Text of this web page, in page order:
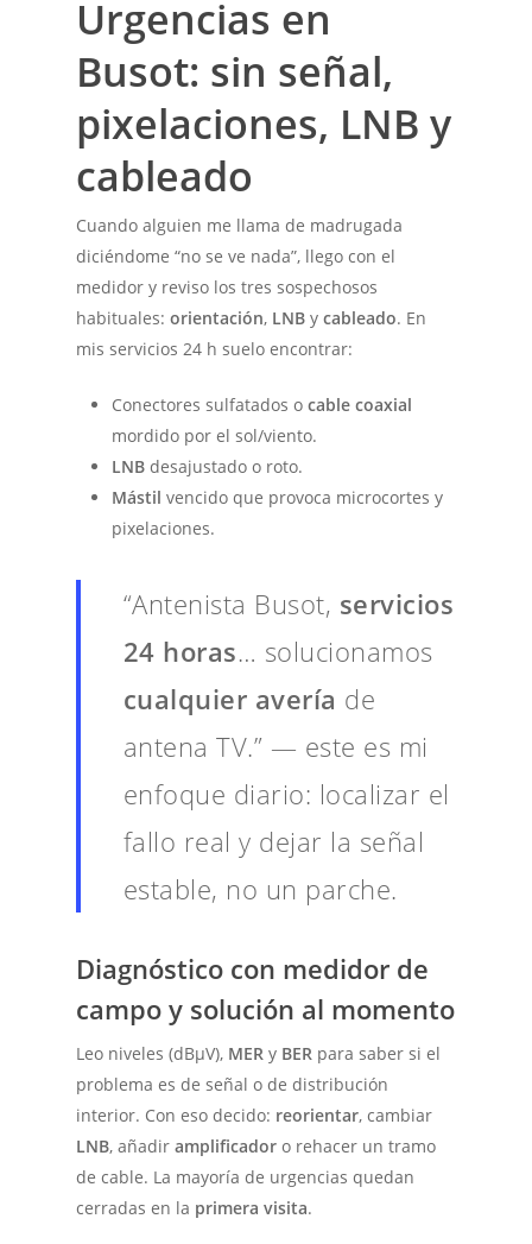
Urgencias en
Busot: sin señal,
pixelaciones, LNB y
cableado
Cuando alguien me llama de madrugada
diciéndome “no se ve nada”, llego con el
medidor y reviso los tres sospechosos
habituales:orientación, LNB ycableado. En
mis servicios 24 h suelo encontrar:
Conectores sulfatados ocable coaxial
mordido por el sol/viento.
LNB desajustado o roto.
Mástil vencido que provoca microcortes y
pixelaciones.
“Antenista Busot, servicios
24 horas… solucionamos
cualquier avería de
antena TV.” — este es mi
enfoque diario: localizar el
fallo real y dejar la señal
estable, no un parche.
Diagnóstico con medidor de
campo y solución al momento
Leo niveles (dBμV), MER y BER para saber si el
problema es de señal o de distribución
interior. Con eso decido: reorientar, cambiar
LNB, añadiramplificador o rehacer un tramo
de cable. La mayoría de urgencias quedan
cerradas en la primera visita.